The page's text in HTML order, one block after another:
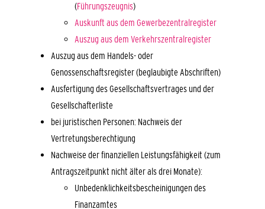
(Führungszeugnis)
Auskunft aus dem Gewerbezentralregister
Auszug aus dem Verkehrszentralregister
Auszug aus dem Handels- oder
Genossenschaftsregister (beglaubigte Abschriften)
Ausfertigung des Gesellschaftsvertrages und der
Gesellschafterliste
bei juristischen Personen: Nachweis der
Vertretungsberechtigung
Nachweise der finanziellen Leistungsfähigkeit (zum
Antragszeitpunkt nicht älter als drei Monate):
Unbedenklichkeitsbescheinigungen des
Finanzamtes